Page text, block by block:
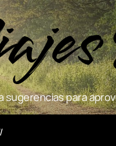
sugerencias para